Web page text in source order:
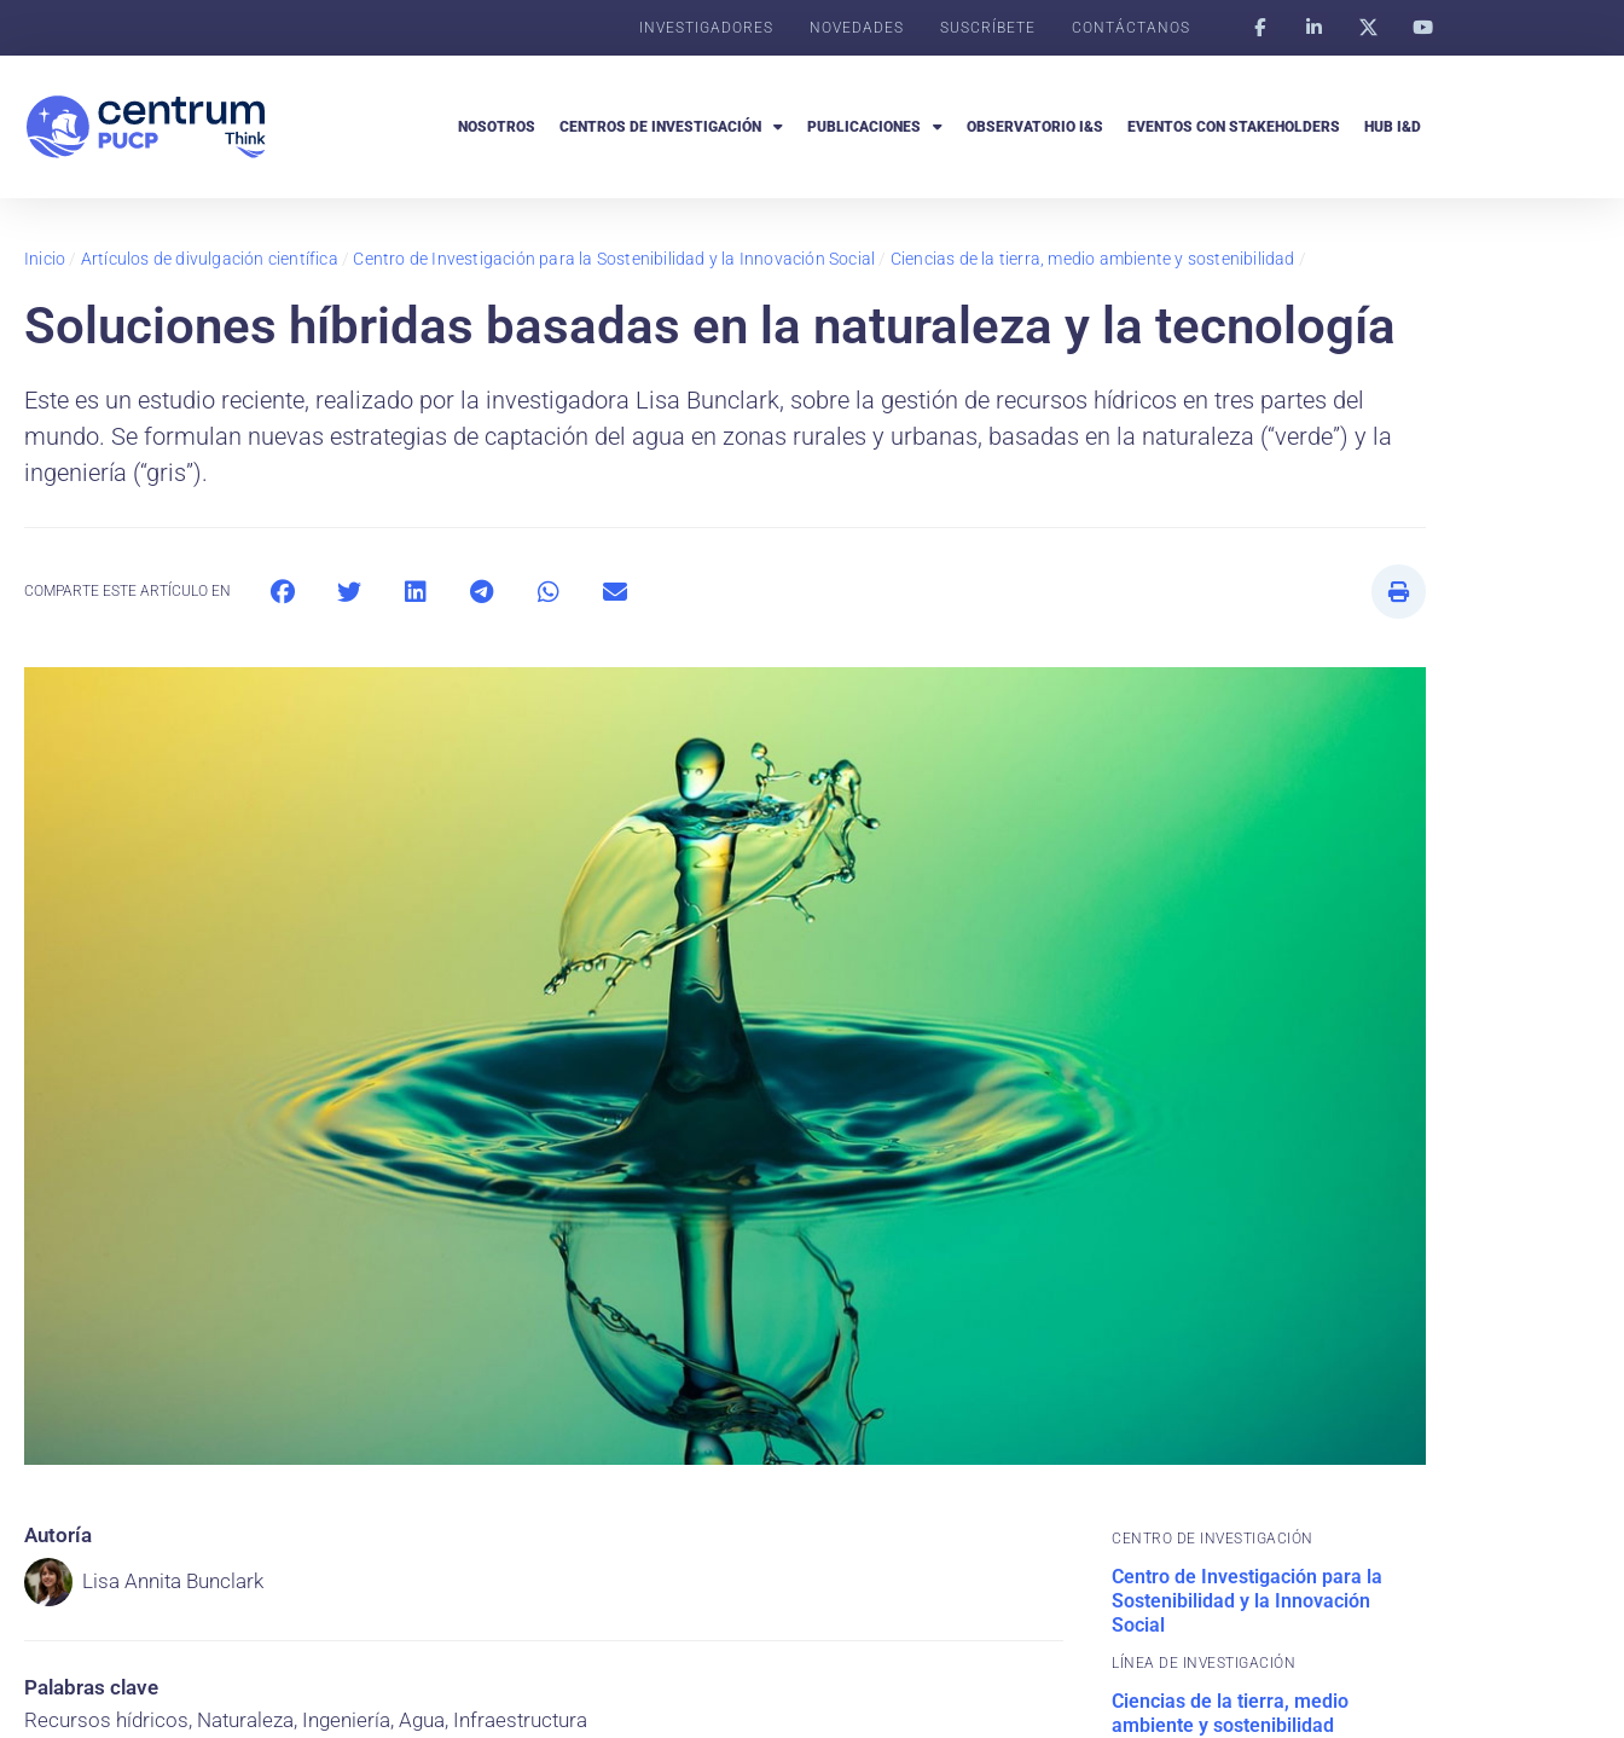
INVESTIGADORES NOVEDADES SUSCRÍBETE CONTÁCTANOS
NOSOTROS CENTROS DE INVESTIGACIÓN PUBLICACIONES OBSERVATORIO I&S EVENTOS CON STAKEHOLDERS HUB I&D
Inicio / Artículos de divulgación científica / Centro de Investigación para la Sostenibilidad y la Innovación Social / Ciencias de la tierra, medio ambiente y sostenibilidad /
Soluciones híbridas basadas en la naturaleza y la tecnología
Este es un estudio reciente, realizado por la investigadora Lisa Bunclark, sobre la gestión de recursos hídricos en tres partes del
mundo. Se formulan nuevas estrategias de captación del agua en zonas rurales y urbanas, basadas en la naturaleza (“verde”) y la
ingeniería (“gris”).
COMPARTE ESTE ARTÍCULO EN
Autoría
Lisa Annita Bunclark
Palabras clave
Recursos hídricos, Naturaleza, Ingeniería, Agua, Infraestructura
CENTRO DE INVESTIGACIÓN
Centro de Investigación para la
Sostenibilidad y la Innovación
Social
Ciencias de la tierra, medio
ambiente y sostenibilidad